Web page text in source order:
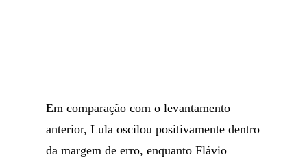
Em comparação com o levantamento
anterior, Lula oscilou positivamente dentro
da margem de erro, enquanto Flávio